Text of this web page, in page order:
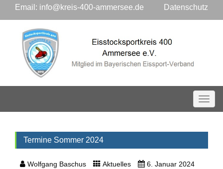
Email: info@kreis-400-ammersee.de Datenschutz
Termine Sommer 2024
Wolfgang Baschus Aktuelles 6. Januar 2024